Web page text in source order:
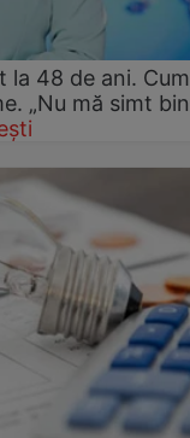
la 48 de ani. Cum
„Nu mă simt